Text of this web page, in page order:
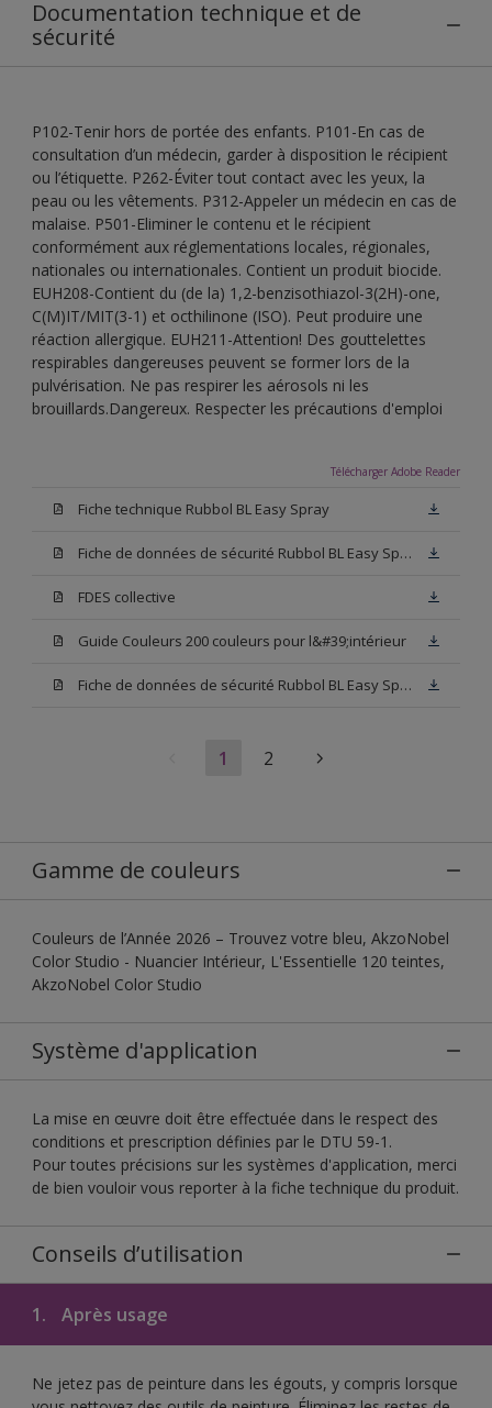
Documentation technique et de
sécurité
P102-Tenir hors de portée des enfants. P101-En cas de
consultation d’un médecin, garder à disposition le récipient
ou l’étiquette. P262-Éviter tout contact avec les yeux, la
peau ou les vêtements. P312-Appeler un médecin en cas de
malaise. P501-Eliminer le contenu et le récipient
conformément aux réglementations locales, régionales,
nationales ou internationales. Contient un produit biocide.
EUH208-Contient du (de la) 1,2-benzisothiazol-3(2H)-one,
C(M)IT/MIT(3-1) et octhilinone (ISO). Peut produire une
réaction allergique. EUH211-Attention! Des gouttelettes
respirables dangereuses peuvent se former lors de la
pulvérisation. Ne pas respirer les aérosols ni les
brouillards.Dangereux. Respecter les précautions d'emploi
Télécharger Adobe Reader
Fiche technique Rubbol BL Easy Spray
Fiche de données de sécurité Rubbol BL Easy Spray Base W05
FDES collective
Guide Couleurs 200 couleurs pour l&#39;intérieur
Fiche de données de sécurité Rubbol BL Easy Spray Blanc
1 2
Gamme de couleurs
Couleurs de l’Année 2026 – Trouvez votre bleu, AkzoNobel
Color Studio - Nuancier Intérieur, L'Essentielle 120 teintes,
AkzoNobel Color Studio
Système d'application
La mise en œuvre doit être effectuée dans le respect des
conditions et prescription définies par le DTU 59-1.
Pour toutes précisions sur les systèmes d'application, merci
de bien vouloir vous reporter à la fiche technique du produit.
Conseils d’utilisation
1. Après usage
Ne jetez pas de peinture dans les égouts, y compris lorsque